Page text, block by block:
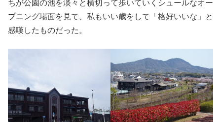
ちが公園の池を淡々と横切って歩いていくシュールなオー
プニング場面を見て、私もいい歳をして「格好いいな」と
感嘆したものだった。